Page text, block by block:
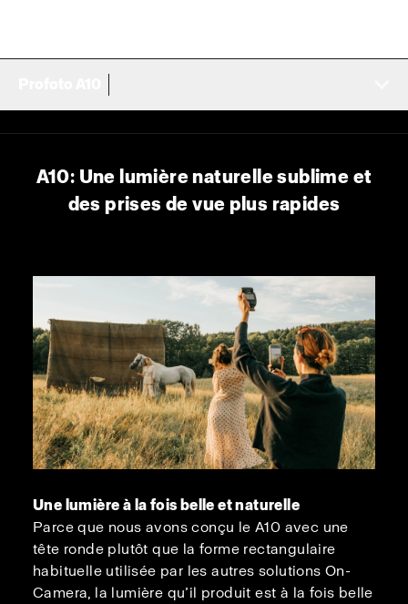
A10: Une lumière naturelle sublime et
des prises de vue plus rapides
Une lumière à la fois belle et naturelle
Parce que nous avons conçu le A10 avec une
tête ronde plutôt que la forme rectangulaire
habituelle utilisée par les autres solutions On-
Camera, la lumière qu’il produit est à la fois belle